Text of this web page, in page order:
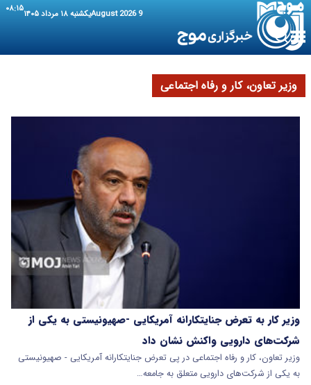
9 August 2026 یکشنبه ۱۸ مرداد ۱۴۰۵ ۰۸:۱۵
وزیر تعاون، کار و رفاه اجتماعی
وزیر کار به تعرض جنایتکارانه آمریکایی -صهیونیستی به یکی از
شرکت‌های دارویی واکنش نشان داد
وزیر تعاون، کار و رفاه اجتماعی در پی تعرض جنایتکارانه آمریکایی - صهیونیستی
به یکی از شرکت‌های دارویی متعلق به جامعه…